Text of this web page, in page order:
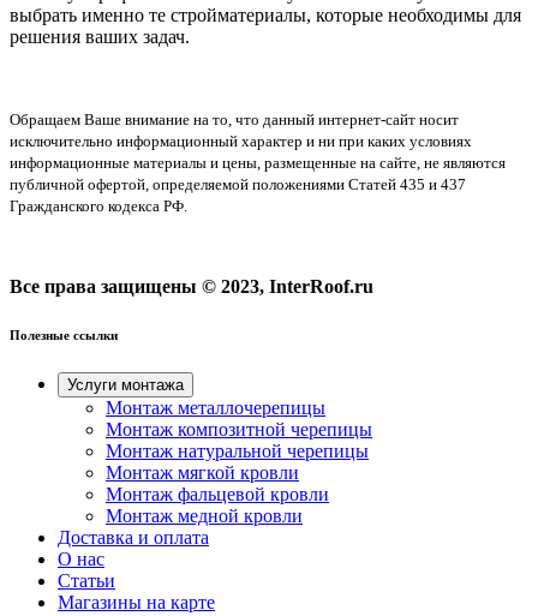
выбрать именно те стройматериалы, которые необходимы для
решения ваших задач.
Обращаем Ваше внимание на то, что данный интернет-сайт носит
исключительно информационный характер и ни при каких условиях
информационные материалы и цены, размещенные на сайте, не являются
публичной офертой, определяемой положениями Статей 435 и 437
Гражданского кодекса РФ.
Все права защищены © 2023, InterRoof.ru
Полезные ссылки
Услуги монтажа
Монтаж металлочерепицы
Монтаж композитной черепицы
Монтаж натуральной черепицы
Монтаж мягкой кровли
Монтаж фальцевой кровли
Монтаж медной кровли
Доставка и оплата
О нас
Cтатьи
Магазины на карте